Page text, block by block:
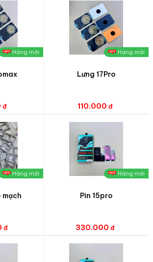
Hàng mới Hàng mới
Lưng 17Pro
110.000
Hàng mới
mạch
Hàng mới
Pin 15pro
330.000